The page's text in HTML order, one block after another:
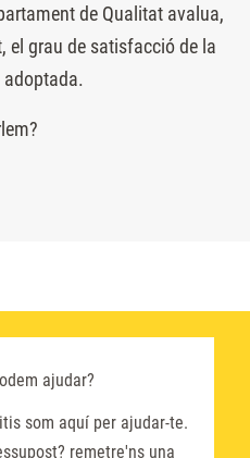
de Qualitat avalua,
el grau de satisfacció de la
ajudar?
som aquí per ajudar-te.
remetre'ns una